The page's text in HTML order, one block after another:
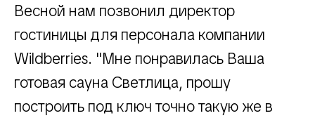
Весной нам позвонил директор
гостиницы для персонала компании
Wildberries. "Мне понравилась Ваша
готовая сауна Светлица, прошу
построить под ключ точно такую же в